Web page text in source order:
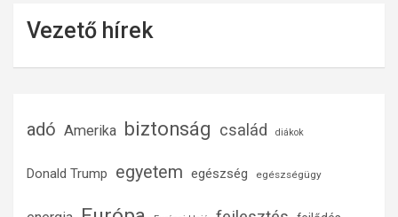
Vezető hírek
adó Amerika biztonság család diákok
Donald Trump egyetem egészség egészségügy